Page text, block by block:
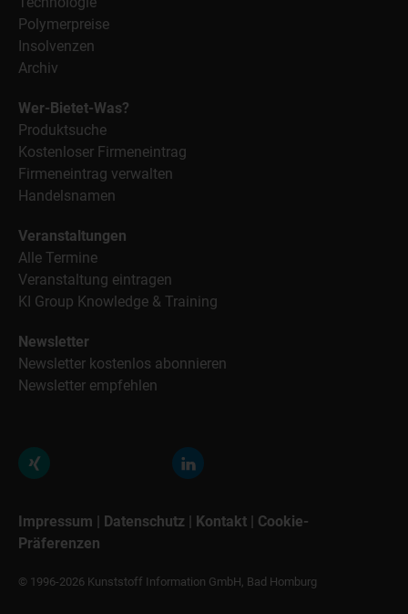
Polymerpreise
Insolvenzen
Archiv
Wer-Bietet-Was?
Produktsuche
Kostenloser Firmeneintrag
Firmeneintrag verwalten
Handelsnamen
Veranstaltungen
Alle Termine
Veranstaltung eintragen
KI Group Knowledge & Training
Newsletter
Newsletter kostenlos abonnieren
Newsletter empfehlen
Impressum | Datenschutz | Kontakt | Cookie-
Präferenzen
© 1996-2026 Kunststoff Information GmbH, Bad Homburg